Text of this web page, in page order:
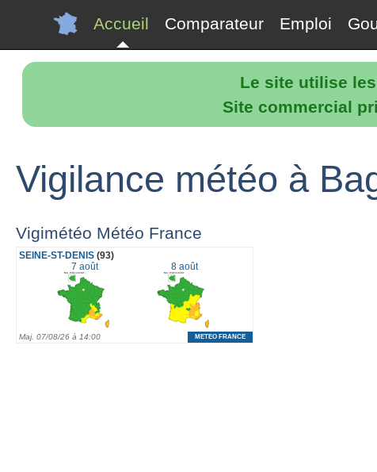
Le site utilise
Site commercial
Accueil Comparateur Emploi
Vigilance météo à
Vigimétéo Météo France